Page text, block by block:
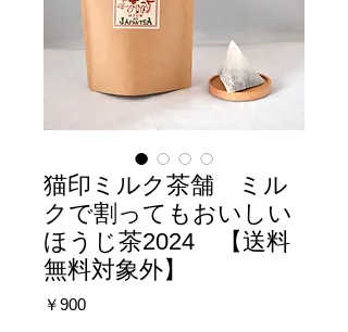
猫印ミルク茶舗 ミル
クで割ってもおいしい
ほうじ茶2024 【送料
無料対象外】
￥900価